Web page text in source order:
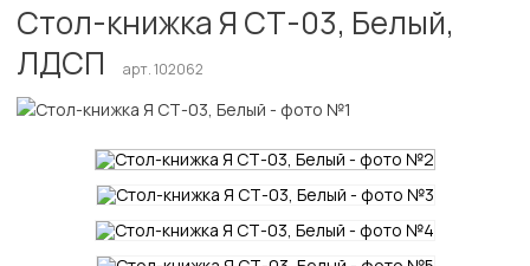
Стол-книжка Я СТ-03, Белый,
ЛДСП
арт. 102062